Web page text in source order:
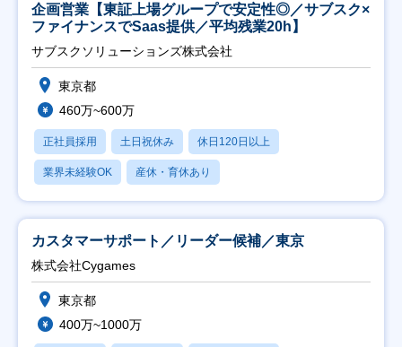
企画営業【東証上場グループで安定性◎／サブスク×
ファイナンスでSaas提供／平均残業20h】
サブスクソリューションズ株式会社
東京都
460万~600万
正社員採用 土日祝休み 休日120日以上
業界未経験OK 産休・育休あり
カスタマーサポート／リーダー候補／東京
株式会社Cygames
東京都
400万~1000万